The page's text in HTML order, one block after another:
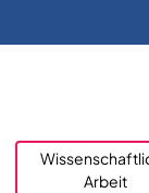
Arbeit